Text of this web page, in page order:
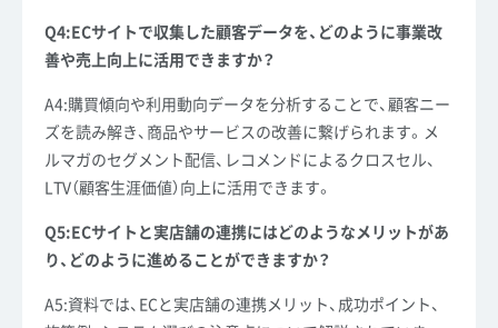
Q4:ECサイトで収集した顧客データを、どのように事業改
善や売上向上に活用できますか？
A4:購買傾向や利用動向データを分析することで、顧客ニー
ズを読み解き、商品やサービスの改善に繋げられます。メ
ルマガのセグメント配信、レコメンドによるクロスセル、
LTV（顧客生涯価値）向上に活用できます。
Q5:ECサイトと実店舗の連携にはどのようなメリットがあ
り、どのように進めることができますか？
A5:資料では、ECと実店舗の連携メリット、成功ポイント、